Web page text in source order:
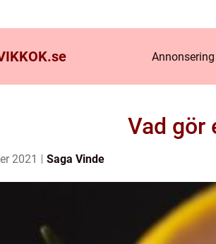
se Annonsering
Vad gör
2021 Saga Vinde